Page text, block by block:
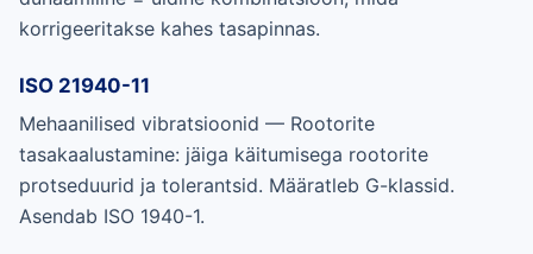
korrigeeritakse kahes tasapinnas.
ISO 21940-11
Mehaanilised vibratsioonid — Rootorite
tasakaalustamine: jäiga käitumisega rootorite
protseduurid ja tolerantsid. Määratleb G-klassid.
Asendab ISO 1940-1.